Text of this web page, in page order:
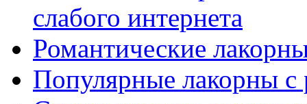
слабого интернета
Романтические
Популярные лакорны с